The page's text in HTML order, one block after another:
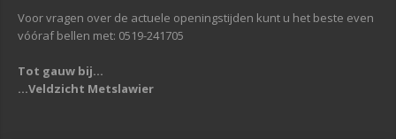
Voor vragen over de actuele openingstijden kunt u het beste even
vóóraf bellen met: 0519-241705
Tot gauw bij...
...Veldzicht Metslawier